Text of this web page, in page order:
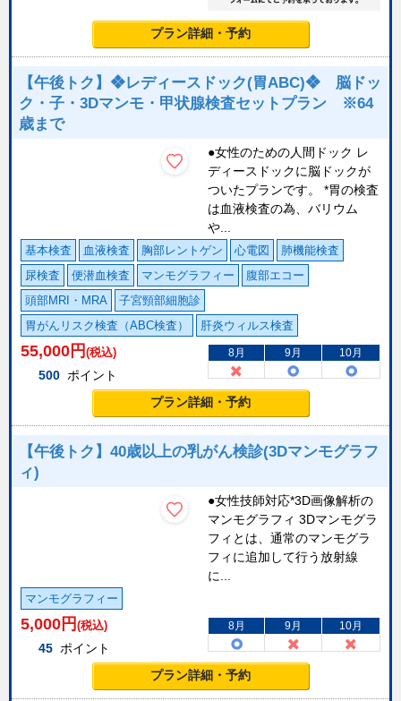
プラン詳細・予約
【午後トク】❖レディースドック(胃ABC)❖ 脳ドッ
ク・子・3Dマンモ・甲状腺検査セットプラン ※64
歳まで
●女性のための人間ドック レ
ディースドックに脳ドックが
ついたプランです。 *胃の検査
は血液検査の為、バリウム
や...
基本検査 血液検査 胸部レントゲン 心電図
肺機能検査
尿検査
便潜血検査 マンモグラフィー
腹部エコー
頭部MRI・MRA
子宮頸部細胞診
胃がんリスク検査（ABC検査）
肝炎ウィルス検査
55,000 円 (税込)
500 ポイント
8月 9月 10月
プラン詳細・予約
【午後トク】40歳以上の乳がん検診(3Dマンモグラフ
ィ)
●女性技師対応*3D画像解析の
マンモグラフィ 3Dマンモグラ
フィとは、通常のマンモグラ
フィに追加して行う放射線
に...
マンモグラフィー
5,000 円 (税込)
45 ポイント
8月 9月 10月
プラン詳細・予約